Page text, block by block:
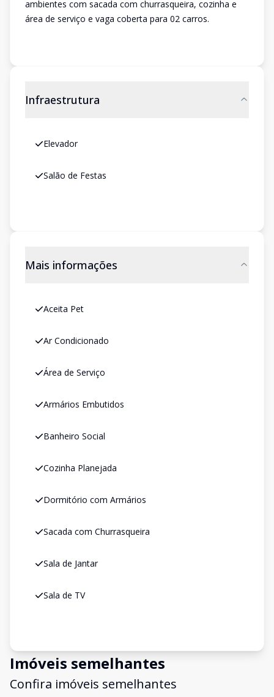
ambientes com sacada com churrasqueira, cozinha e
área de serviço e vaga coberta para 02 carros.
Infraestrutura
Elevador
Salão de Festas
Mais informações
Aceita Pet
Ar Condicionado
Área de Serviço
Armários Embutidos
Banheiro Social
Cozinha Planejada
Dormitório com Armários
Sacada com Churrasqueira
Sala de Jantar
Sala de TV
Imóveis semelhantes
Confira imóveis semelhantes